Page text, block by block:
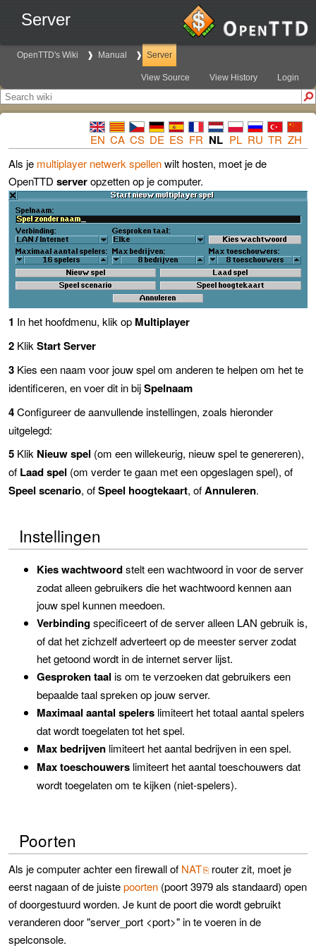
Server
OpenTTD's Wiki Manual Server
View Source View History Login
EN CA CS DE ES FR NL PL RU TR ZH
Als je multiplayer netwerk spellenwilt hosten, moet je de
OpenTTD serveropzetten op je computer.
1 In het hoofdmenu, klik op Multiplayer
2 Klik Start Server
3 Kies een naam voor jouw spel om anderen te helpen om het te
identificeren, en voer dit in bijSpelnaam
4Configureer de aanvullende instellingen, zoals hieronder
uitgelegd:
5 Klik Nieuw spel (om een willekeurig, nieuw spel te genereren),
of Laad spel (om verder te gaan met een opgeslagen spel), of
Speel scenario, ofSpeel hoogtekaart, ofAnnuleren.
Instellingen
Kies wachtwoordstelt een wachtwoord in voor de server
zodat alleen gebruikers die het wachtwoord kennen aan
jouw spel kunnen meedoen.
Verbindingspecificeert of de server alleen LAN gebruik is,
of dat het zichzelf adverteert op de meester server zodat
het getoond wordt in de internet server lijst.
Gesproken taal is om te verzoeken dat gebruikers een
bepaalde taal spreken op jouw server.
Maximaal aantal spelers limiteert het totaal aantal spelers
dat wordt toegelaten tot het spel.
Max bedrijven limiteert het aantal bedrijven in een spel.
Max toeschouwers limiteert het aantal toeschouwers dat
wordt toegelaten om te kijken (niet-spelers).
Poorten
Als je computer achter een firewall of NAT
router zit, moet je
eerst nagaan of de juistepoorten (poort 3979 als standaard) open
of doorgestuurd worden. Je kunt de poort die wordt gebruikt
veranderen door "server_port <port>" in te voeren in de
spelconsole.